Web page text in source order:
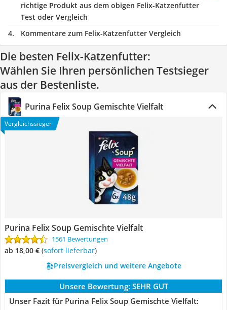
richtige Produkt aus dem obigen Felix-Katzenfutter
Test oder Vergleich
Kommentare zum Felix-Katzenfutter Vergleich
Die besten Felix-Katzenfutter:
Wählen Sie Ihren persönlichen Testsieger
aus der Bestenliste.
Purina Felix Soup Gemischte Vielfalt
Vergleichssieger
Purina Felix Soup Gemischte Vielfalt
1561 Bewertungen
ab 18,00 € ( Sofort lieferbar)
Preisvergleich und weitere Angebote
Unsere Bewertung: SEHR GUT
Unser Fazit für Purina Felix Soup Gemischte Vielfalt: